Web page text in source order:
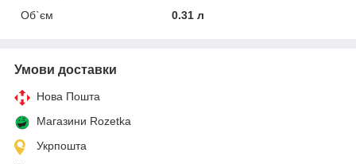
Об`єм
0.31 л
Умови доставки
Нова Пошта
Магазини Rozetka
Укрпошта